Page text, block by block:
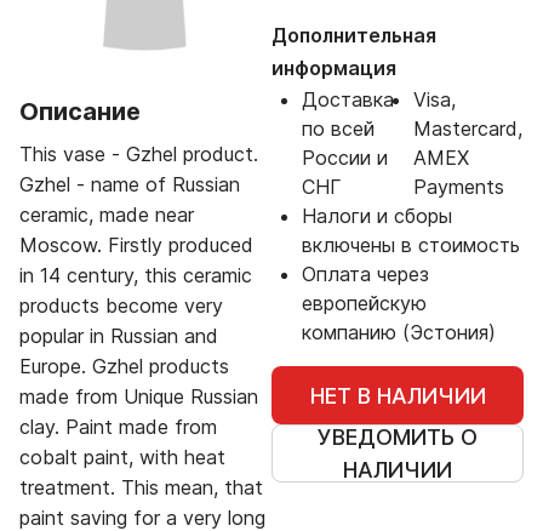
Описание
This vase - Gzhel product.
Gzhel - name of Russian
ceramic, made near
Moscow. Firstly produced
in 14 century, this ceramic
products become very
popular in Russian and
Europe. Gzhel products
made from Unique Russian
clay. Paint made from
cobalt paint, with heat
treatment. This mean, that
paint saving for a very long
Дополнительная
информация
Доставка
по всей
России и
СНГ
Visa,
Mastercard,
AMEX
Payments
Налоги и сборы
включены в стоимость
Оплата через
европейскую
компанию (Эстония)
НЕТ В НАЛИЧИИ
УВЕДОМИТЬ О
НАЛИЧИИ